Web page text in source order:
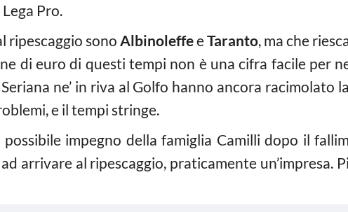
Pro.
ripescaggio sono AlbinoleffeeTaranto, ma che
di euro di questi tempi non è una cifra facile per
ne’ in riva al Golfo hanno ancora racimolato
e il tempi stringe.
possibile impegno della famiglia Camilli dopo il
arrivare al ripescaggio, praticamente un’impresa.